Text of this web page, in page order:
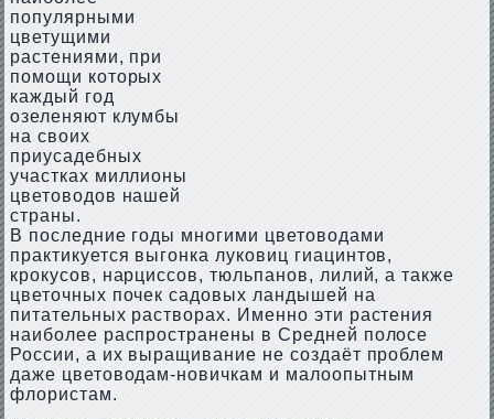
популярными
цветущими
растениями, при
помощи которых
каждый год
озеленяют клумбы
на своих
приусадебных
участках миллионы
цветоводов нашей
страны.
В последние годы многими цветоводами
практикуется выгонка луковиц гиацинтов,
крокусов, нарциссов, тюльпанов, лилий, а также
цветочных почек садовых ландышей на
питательных растворах. Именно эти растения
наиболее распространены в Средней полосе
России, а их выращивание не создаёт проблем
даже цветоводам-новичкам и малоопытным
флористам.